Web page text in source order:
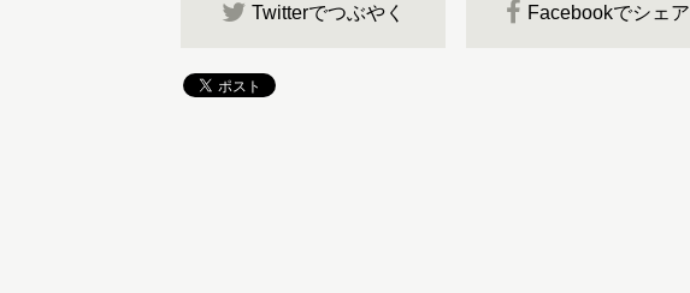
Twitterでつぶやく Facebookでシェア